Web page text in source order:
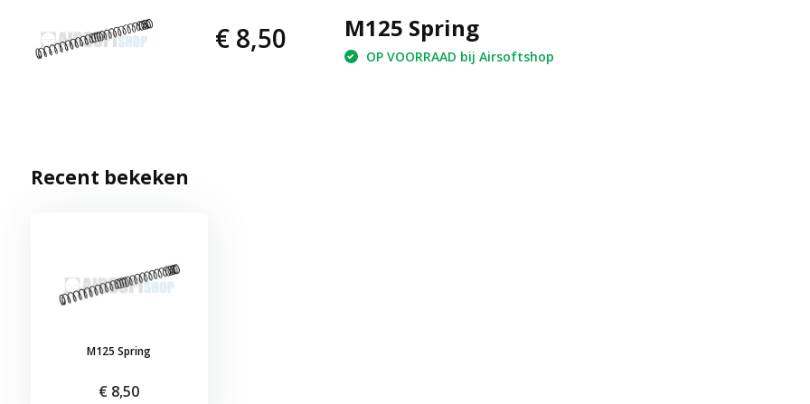
€ 8,50 M125 Spring
OP VOORRAAD bij Airsoftshop
Recent bekeken
M125 Spring
€ 8,50